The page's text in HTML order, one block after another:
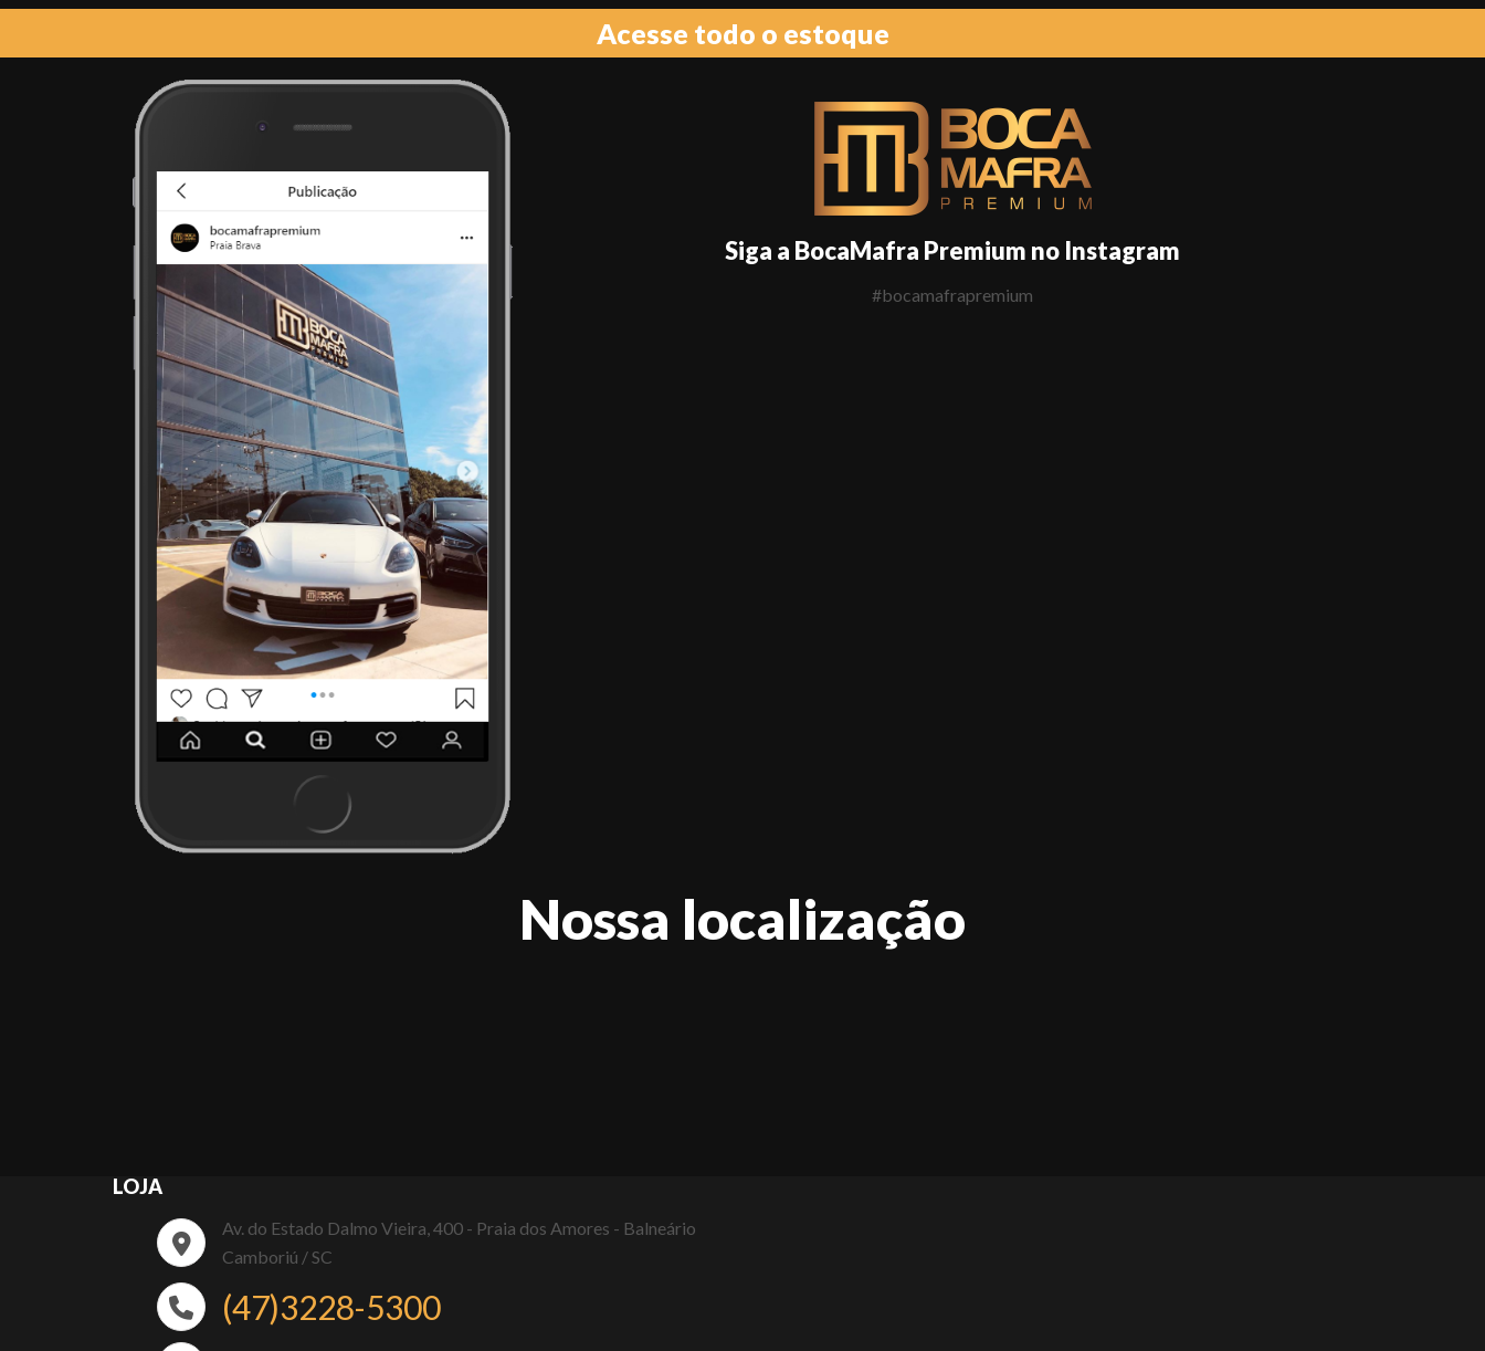
Acesse todo o estoque
Siga a BocaMafra Premium no Instagram
#bocamafrapremium
Nossa localização
LOJA
Av. do Estado Dalmo Vieira, 400 - Praia dos Amores - Balneário
Camboriú / SC
(47)3228-5300